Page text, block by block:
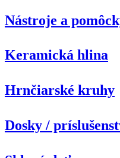
Nástroje a
Keramická hlina
Hrnčiarské kruhy
Dosky /